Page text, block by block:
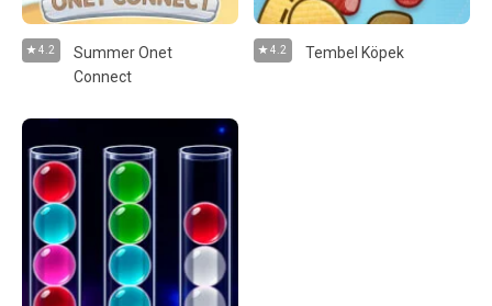
4.2
Summer Onet
Connect
4.2 Tembel Köpek